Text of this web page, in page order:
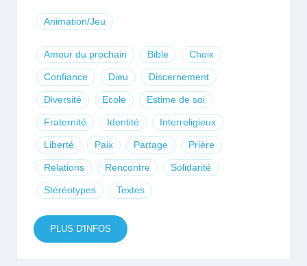
Animation/Jeu
Amour du prochain Bible Choix
Confiance Dieu Discernement
Diversité Ecole Estime de soi
Fraternité Identité Interreligieux
Liberté Paix Partage Prière
Relations Rencontre Solidarité
Stéréotypes Textes
PLUS D'INFOS